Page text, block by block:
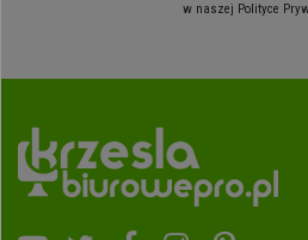
w naszej Polityce